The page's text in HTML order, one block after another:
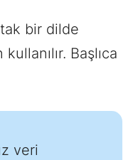
bir dilde
kullanılır. Başlıca
veri